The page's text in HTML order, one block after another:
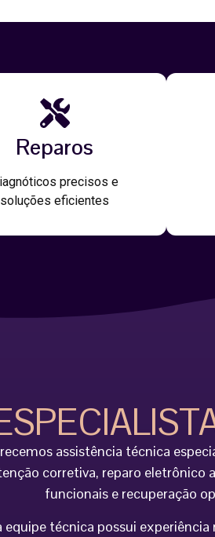
Reparos
precisos e
soluções eficientes
assistência técnica
corretiva, reparo eletrônico
funcionais e recuperação
equipe técnica possui